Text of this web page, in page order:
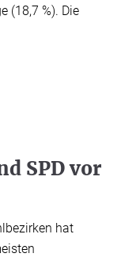
(18,7 %). Die
SPD vor
hat